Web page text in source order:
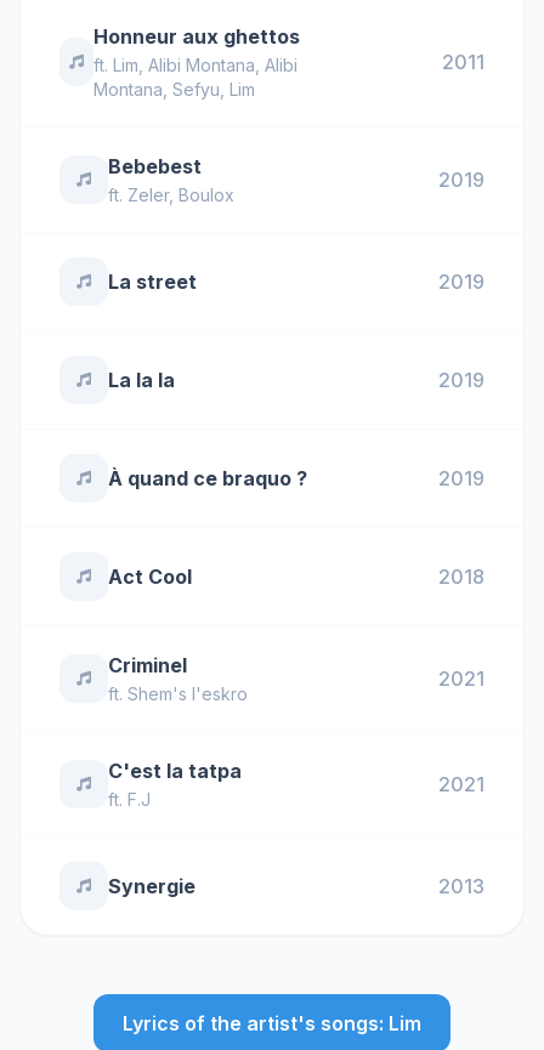
Honneur aux ghettos
ft.Lim ,Alibi Montana ,Alibi
Montana, Sefyu, Lim
2011
Bebebest
ft. Zeler, Boulox
2019
La street 2019
La la la 2019
À quand ce braquo ? 2019
Act Cool 2018
Criminel
ft. Shem's l'eskro
2021
C'est la tatpa
ft. F.J
2021
Synergie 2013
Lyrics of the artist's songs: Lim